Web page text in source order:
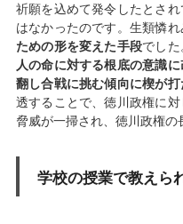
祈願を込めて発令したとさ
はなかったのです。生類憐れ
ための形を変えた手段でし
人の命に対する根底の意識
翻し合戦に挑む傾向に楔が
透することで、徳川政権に
脅威が一掃され、徳川政権の
学校の授業で教えら